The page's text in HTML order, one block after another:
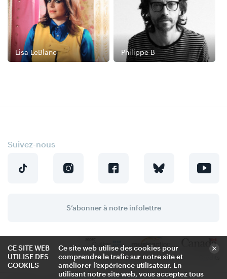
Lisa LeBlanc Philippe B
Suivez-nous
S’abonner à notre infolettre
Politique de confidentialité
CE SITE WEB
UTILISE DES
COOKIES
Ce site web utilise des cookies pour
comprendre le trafic sur notre site et
améliorer l’expérience utilisateur. En
utilisant notre site web, vous acceptez tous